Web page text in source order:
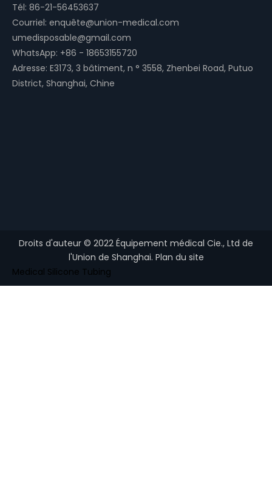
aiguilles de prélèvement sanguin
coupelles d'échantillonnage
Écouvillon de gorge
Lancette de sang
Tél: 86-21-56453637
Courriel: enquête@union-medical.com
umedisposable@gmail.com
WhatsApp: +86 - 18653155720
Adresse: E3173, 3 bâtiment, n ° 3558, Zhenbei Road, Putuo
District, Shanghai, Chine
Droits d'auteur © 2022 Équipement médical Cie., Ltd de
l'Union de Shanghai. Plan du site
Medical Silicone Tubing